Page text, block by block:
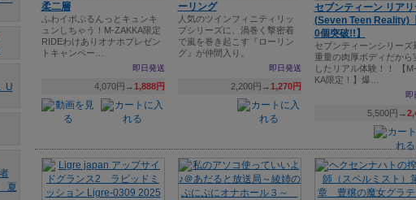
柔二層
ふわイボぷるんっとキュンキ
ュンしちゃう！M-ZAKKA限定
RIDEわけありオナホプレゼン
トキャンペー…
即日発送
4,070円→1,888円
ーリング
人気のツインフィニティリッ
プシリーズに、渦巻く撃密着
で嵐を巻き起こす『ローリン
グ』が仲間入り。
即日発送
2,200円→1,270円
セブンティーン リアリ
(Seven Teen Reality)
0個突破!!】
セブンティーンシリーズ
重量の肉厚ボディだから
したリアル体験！！ 【
KA限定！】爆…
即
5,500円→